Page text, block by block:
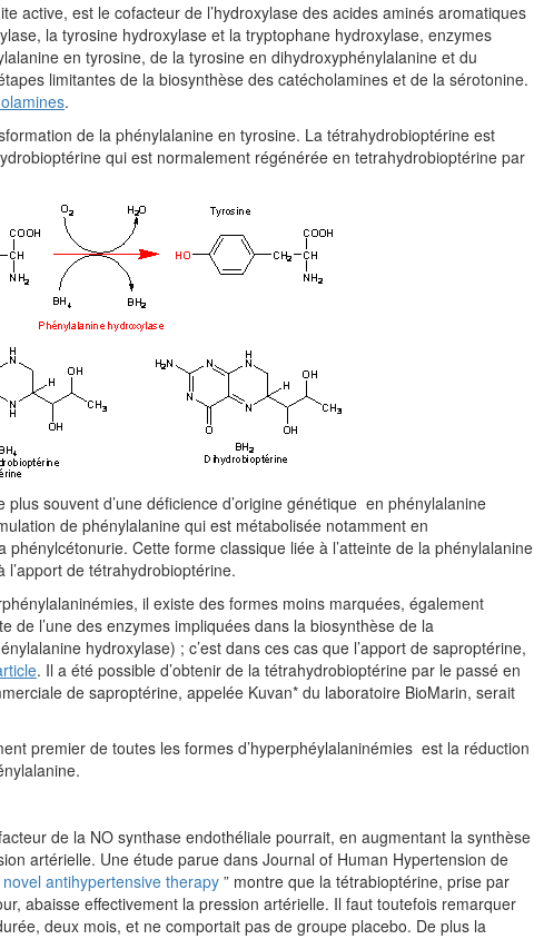
active, est le cofacteur de l’hydroxylase des acides aminés aromatiques
la tyrosine hydroxylase et la tryptophane hydroxylase, enzymes
en tyrosine, de la tyrosine en dihydroxyphénylalanine et du
limitantes de la biosynthèse des catécholamines et de la sérotonine.
.
de la phénylalanine en tyrosine. La tétrahydrobioptérine est
qui est normalement régénérée en tetrahydrobioptérine par
souvent d’une déficience d’origine génétique en phénylalanine
de phénylalanine qui est métabolisée notamment en
phénylcétonurie. Cette forme classique liée à l’atteinte de la phénylalanine
de tétrahydrobioptérine.
il existe des formes moins marquées, également
de l’une des enzymes impliquées dans la biosynthèse de la
hydroxylase) ; c’est dans ces cas que l’apport de saproptérine,
. Il a été possible d’obtenir de la tétrahydrobioptérine par le passé en
de saproptérine, appelée Kuvan* du laboratoire BioMarin, serait
premier de toutes les formes d’hyperphéylalaninémies est la réduction
de la NO synthase endothéliale pourrait, en augmentant la synthèse
artérielle. Une étude parue dans Journal of Human Hypertension de
antihypertensive therapy ” montre que la tétrabioptérine, prise par
abaisse effectivement la pression artérielle. Il faut toutefois remarquer
deux mois, et ne comportait pas de groupe placebo. De plus la